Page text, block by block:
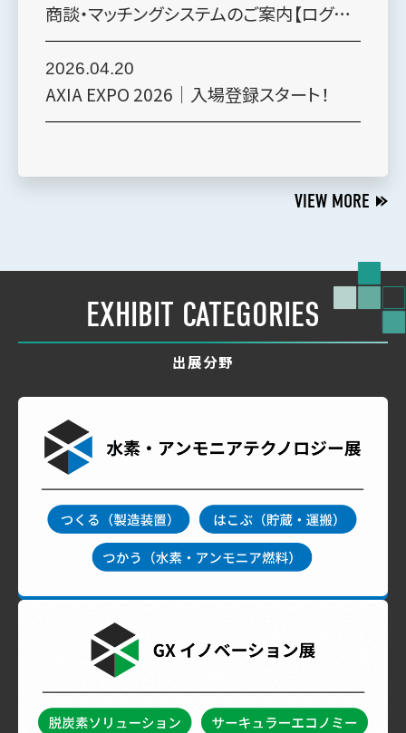
商談・マッチングシステムのご案内【ログイン後、右上のバナーからご利用いただけます】
2026.04.20
AXIA EXPO 2026｜入場登録スタート！
VIEW MORE
EXHIBIT CATEGORIES
出展分野